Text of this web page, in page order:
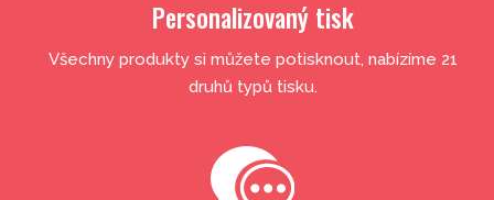
Personalizovaný tisk
Všechny produkty si můžete potisknout, nabízíme 21
druhů typů tisku.